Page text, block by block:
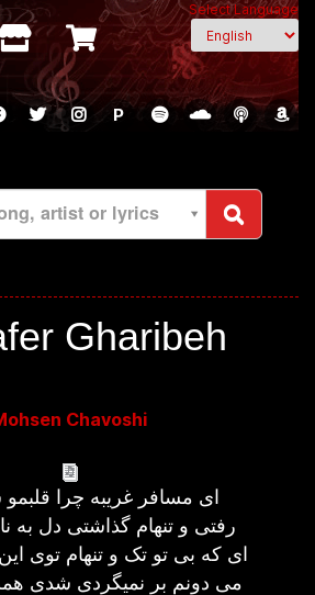
Select Language
P
artist or lyrics
Gharibeh
Chavoshi
ای مسافر غریبه چرا
رفتی و تنهام گذاشتی دل به
ای که بی تو تک و تنهام توی
می دونم بر نمیگردی شدی